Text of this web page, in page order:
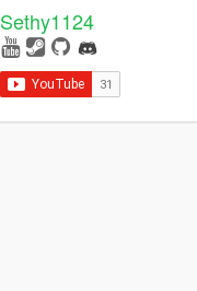
Sethy1124